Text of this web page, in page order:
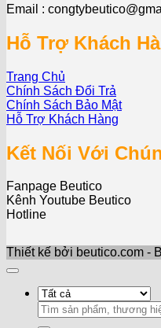
Email :
Hỗ Trợ Khách
Trang Chủ
Chính Sách Đổi Trả
Chính Sách Bảo Mật
Hỗ Trợ Khách Hàng
Kết Nối Với
Fanpage Beutico
Kênh Youtube Beutico
Hotline
Thiết kế bởi beutico.com -
Search
for: